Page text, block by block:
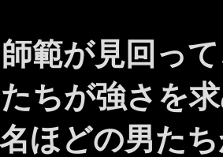
範が見回っ
ちが強さを
ほどの男た